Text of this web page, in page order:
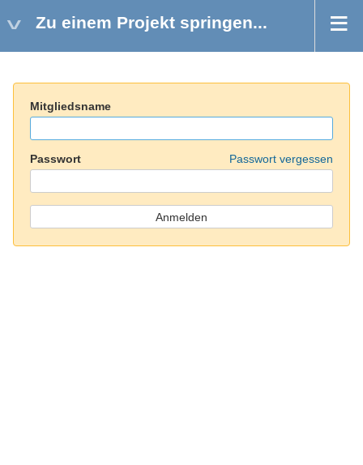
Zu einem Projekt springen...
Mitgliedsname
Passwort Passwort vergessen